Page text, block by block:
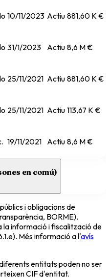
10/11/2023 Actiu 881,60 K €
31/1/2023 Actiu 8,6 M €
25/11/2021 Actiu 881,60 K €
25/11/2021 Actiu 113,67 K €
19/11/2021 Actiu 8,6 M €
en comú)
i obligacions de
BORME).
la informació i fiscalització de
Més informació a l'avís
entitats poden no ser
CIF d'entitat.